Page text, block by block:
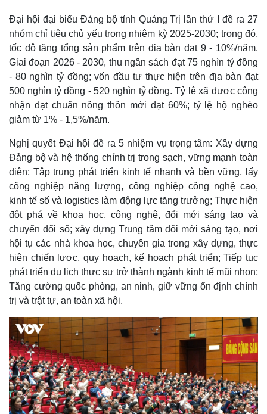
Thế giới
Quan sát
Cuộc sống đó đây
Hồ sơ
Multimedia
Video
Ảnh
E-Magazine
Infographic
Đại hội đại biểu Đảng bộ tỉnh Quảng Trị lần thứ I đề ra 27
nhóm chỉ tiêu chủ yếu trong nhiệm kỳ 2025-2030; trong đó,
tốc độ tăng tổng sản phẩm trên địa bàn đạt 9 - 10%/năm.
Giai đoạn 2026 - 2030, thu ngân sách đạt 75 nghìn tỷ đồng
- 80 nghìn tỷ đồng; vốn đầu tư thực hiện trên địa bàn đạt
500 nghìn tỷ đồng - 520 nghìn tỷ đồng. Tỷ lệ xã được công
nhận đạt chuẩn nông thôn mới đạt 60%; tỷ lệ hộ nghèo
giảm từ 1% - 1,5%/năm.
Nghị quyết Đại hội đề ra 5 nhiệm vụ trọng tâm: Xây dựng
Đảng bộ và hệ thống chính trị trong sạch, vững mạnh toàn
diện; Tập trung phát triển kinh tế nhanh và bền vững, lấy
công nghiệp năng lượng, công nghiệp công nghệ cao,
kinh tế số và logistics làm động lực tăng trưởng; Thực hiện
đột phá về khoa học, công nghệ, đổi mới sáng tạo và
chuyển đổi số; xây dựng Trung tâm đổi mới sáng tạo, nơi
hội tụ các nhà khoa học, chuyên gia trong xây dựng, thực
hiện chiến lược, quy hoạch, kế hoạch phát triển; Tiếp tục
phát triển du lịch thực sự trở thành ngành kinh tế mũi nhọn;
Tăng cường quốc phòng, an ninh, giữ vững ổn định chính
trị và trật tự, an toàn xã hội.